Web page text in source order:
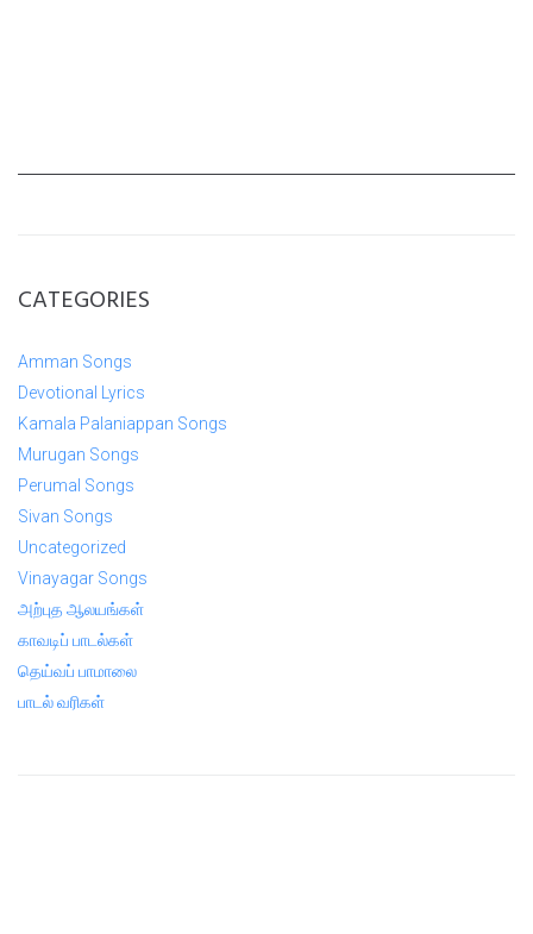
CATEGORIES
Amman Songs
Devotional Lyrics
Kamala Palaniappan Songs
Murugan Songs
Perumal Songs
Sivan Songs
Uncategorized
Vinayagar Songs
அற்புத ஆலயங்கள்
காவடிப் பாடல்கள்
தெய்வப் பாமாலை
பாடல் வரிகள்